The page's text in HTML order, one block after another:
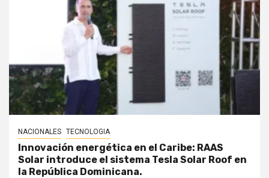
NACIONALES TECNOLOGIA
Innovación energética en el Caribe: RAAS
Solar introduce el sistema Tesla Solar Roof en
la República Dominicana.